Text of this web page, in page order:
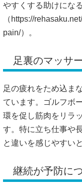
やすくする助けにな
（ https://
pain/）。
足裏のマッサ
足の疲れをため込ま
ています。ゴルフボ
環を促し筋肉をリラ
す。特に立ち仕事や
と違いを感じやすい
継続が予防に